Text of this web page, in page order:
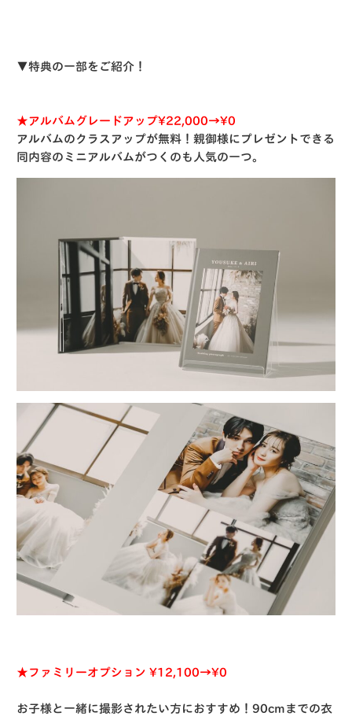
▼特典の一部をご紹介！
★アルバムグレードアップ¥22,000→¥0
アルバムのクラスアップが無料！親御様にプレゼントできる
同内容のミニアルバムがつくのも人気の一つ。
★ファミリーオプション ¥12,100→¥0
お子様と一緒に撮影されたい方におすすめ！90cmまでの衣